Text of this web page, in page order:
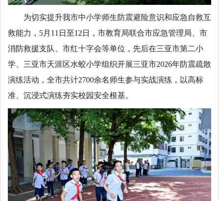
为切实提升我市中小学师生防震避险意识和应急自救互
救能力，5月11日至12日，市教育局联合市应急管理局、市
消防救援支队、市红十字会等单位，先后在三亚市第二小
学、三亚市天涯区水蛟小学组织开展三亚市2026年防震疏散
演练活动，全市共计2700余名师生参与实战演练，以高标
准、沉浸式演练夯实校园安全根基。